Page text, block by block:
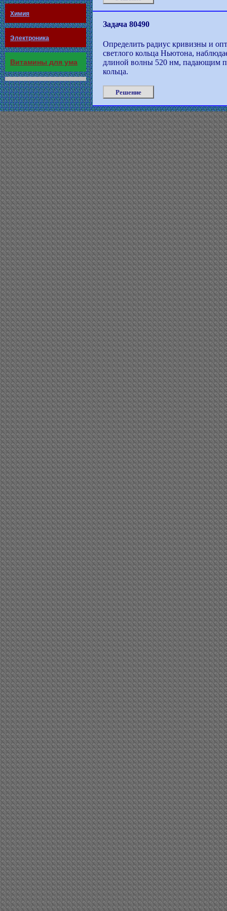
Химия
Электроника
Витамины для ума
Задача 80490
Определить радиус кривизны и
светлого кольца Ньютона,
длиной волны 520 нм, падающим
кольца.
Решение